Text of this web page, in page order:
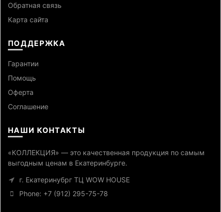
Обратная связь
Карта сайта
ПОДДЕРЖКА
Гарантии
Помощь
Оферта
Cоглашение
НАШИ КОНТАКТЫ
«КОЛЛЕКЦИЯ» — это качественная продукция по самым
выгодным ценам в Екатеринбурге.
г. Екатеринубрг ТЦ WOW HOUSE
Phone: +7 (912) 295-75-78